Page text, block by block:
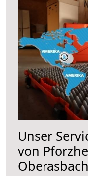
Unser
von
Oberasbach